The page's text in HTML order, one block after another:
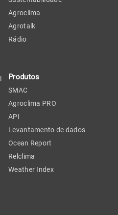
Agroclima
Agrotalk
Rádio
Produtos
SMAC
Agroclima PRO
API
Levantamento de dados
Ocean Report
Relclima
Weather Index